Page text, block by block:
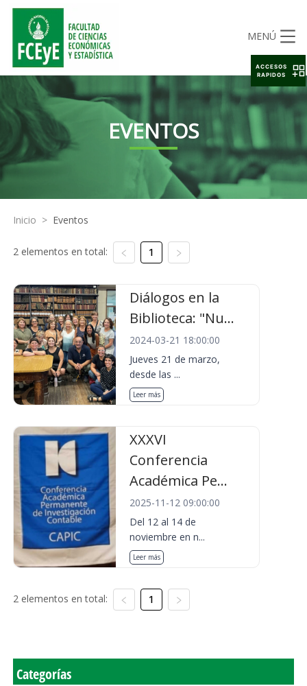
MENÚ
EVENTOS
Inicio > Eventos
2 elementos en total: 1
Diálogos en la
Biblioteca: "Nu...
2024-03-21 18:00:00
Jueves 21 de marzo,
desde las ...
Leer más
XXXVI
Conferencia
Académica Pe...
2025-11-12 09:00:00
Del 12 al 14 de
noviembre en n...
Leer más
2 elementos en total: 1
Categorías
ACCESOS
RAPIDOS